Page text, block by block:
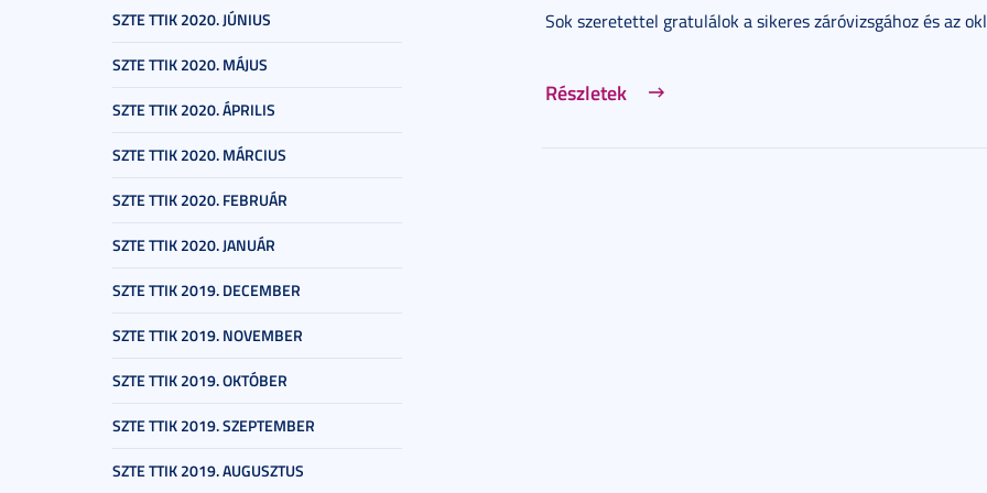
SZTE TTIK 2020. JÚNIUS
SZTE TTIK 2020. MÁJUS
SZTE TTIK 2020. ÁPRILIS
SZTE TTIK 2020. MÁRCIUS
SZTE TTIK 2020. FEBRUÁR
SZTE TTIK 2020. JANUÁR
SZTE TTIK 2019. DECEMBER
SZTE TTIK 2019. NOVEMBER
SZTE TTIK 2019. OKTÓBER
SZTE TTIK 2019. SZEPTEMBER
SZTE TTIK 2019. AUGUSZTUS
Sok szeretettel gratulálok a sikeres záróvizsgához és az
Részletek